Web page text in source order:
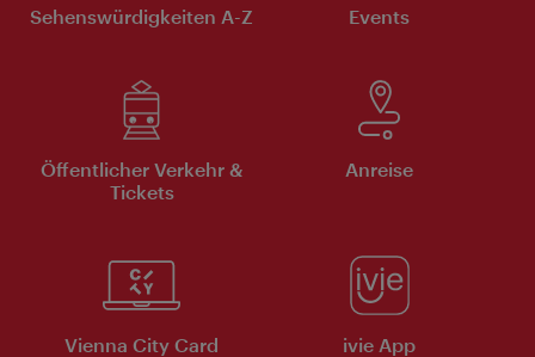
Sehenswürdigkeiten A-Z Events
Öffentlicher Verkehr &
Tickets
Anreise
Vienna City Card ivie App